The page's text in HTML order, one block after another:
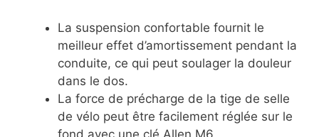
La suspension confortable fournit le
meilleur effet d’amortissement pendant la
conduite, ce qui peut soulager la douleur
dans le dos.
La force de précharge de la tige de selle
de vélo peut être facilement réglée sur le